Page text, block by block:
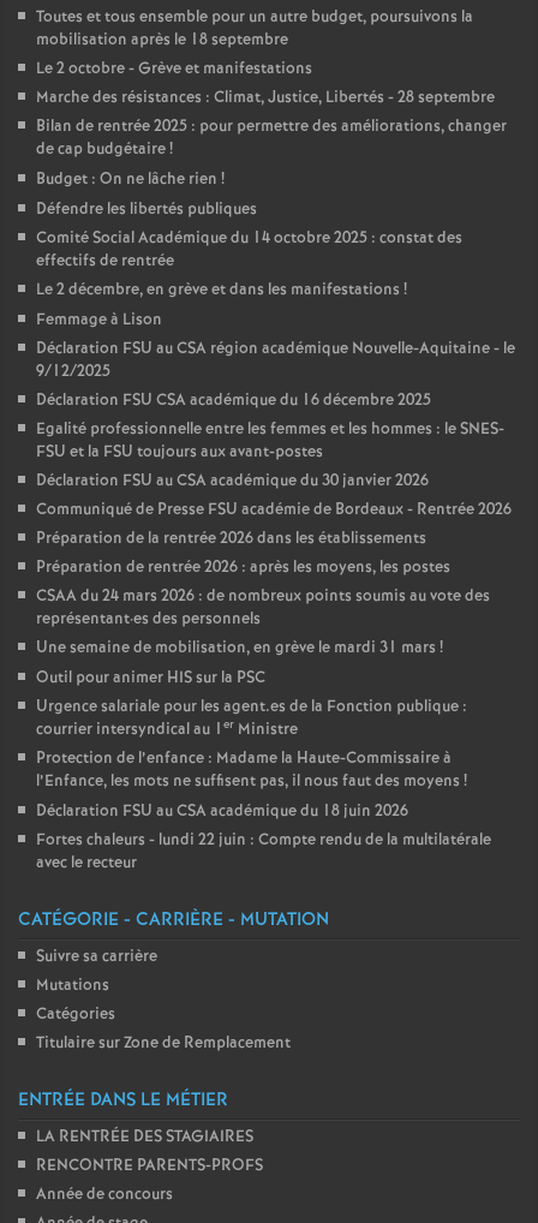
Toutes et tous ensemble pour un autre budget, poursuivons la
mobilisation après le 18 septembre
Le 2 octobre - Grève et manifestations
Marche des résistances : Climat, Justice, Libertés - 28 septembre
Bilan de rentrée 2025 : pour permettre des améliorations, changer
de cap budgétaire!
Budget : On ne lâche rien !
Défendre les libertés publiques
Comité Social Académique du 14 octobre 2025 : constat des
effectifs de rentrée
Le 2 décembre, en grève et dans les manifestations !
Femmage à Lison
Déclaration FSU au CSA région académique Nouvelle-Aquitaine - le
9/12/2025
Déclaration FSU CSA académique du 16 décembre 2025
Egalité professionnelle entre les femmes et les hommes : le SNES-
FSU et la FSU toujours aux avant-postes
Déclaration FSU au CSA académique du 30 janvier 2026
Communiqué de Presse FSU académie de Bordeaux - Rentrée 2026
Préparation de la rentrée 2026 dans les établissements
Préparation de rentrée 2026 : après les moyens, les postes
CSAA du 24 mars 2026 : de nombreux points soumis au vote des
représentant·es des personnels
Une semaine de mobilisation, en grève le mardi 31 mars !
Outil pour animer HIS sur la PSC
Urgence salariale pour les agent.es de la Fonction publique :
courrier intersyndical au 1 er Ministre
Protection de l’enfance : Madame la Haute-Commissaire à
l’Enfance, les mots ne suffisent pas, il nous faut des moyens !
Déclaration FSU au CSA académique du 18 juin 2026
Fortes chaleurs - lundi 22 juin : Compte rendu de la multilatérale
avec le recteur
CATÉGORIE - CARRIÈRE - MUTATION
Suivre sa carrière
Mutations
Catégories
Titulaire sur Zone de Remplacement
ENTRÉE DANS LE MÉTIER
LA RENTRÉE DES STAGIAIRES
RENCONTRE PARENTS-PROFS
Année de concours